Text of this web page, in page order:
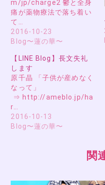
m/jp/charge2 鬱と全身
痛が薬物療法で落ち着い
て…
2016-10-23
Blog〜蓮の華〜
【LINE Blog】長文失礼
します
原千晶 「子供が産めなく
なって」
⇒ http://ameblo.jp/ha
r…
2016-10-13
Blog〜蓮の華〜
関